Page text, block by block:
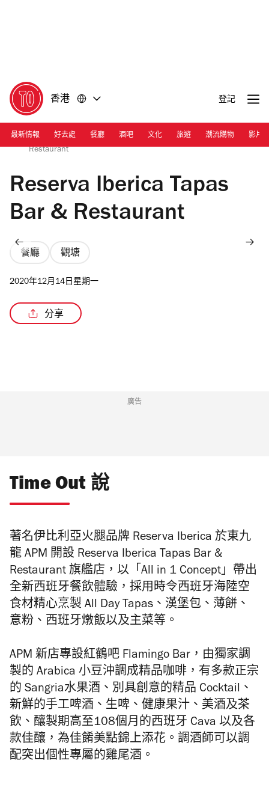
香港 登記
最新情報 好去處 餐廳 酒吧 文化 旅遊 潮流購物 影片
Photograph: Courtesy Reserva Ibérica Tapas Bar &
Restaurant
Reserva Iberica Tapas
Bar & Restaurant
餐廳 觀塘
2020年12月14日星期一
分享
廣告
Time Out 說
著名伊比利亞火腿品牌 Reserva Iberica 於東九
龍 APM 開設 Reserva Iberica Tapas Bar &
Restaurant 旗艦店，以「All in 1 Concept」帶出
全新西班牙餐飲體驗，採用時令西班牙海陸空
食材精心烹製 All Day Tapas、漢堡包、薄餅、
意粉、西班牙燉飯以及主菜等。
APM 新店專設紅鶴吧 Flamingo Bar，由獨家調
製的 Arabica 小豆沖調成精品咖啡，有多款正宗
的 Sangria水果酒、別具創意的精品 Cocktail、
新鮮的手工啤酒、生啤、健康果汁、美酒及茶
飲、釀製期高至108個月的西班牙 Cava 以及各
款佳釀，為佳餚美點錦上添花。調酒師可以調
配突出個性專屬的雞尾酒。